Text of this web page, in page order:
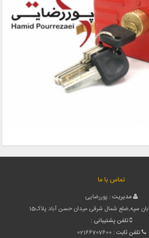
تماس با ما
مدیریت : پوررضایی
سپه,ضلع شمال شرقی میدان حسن آباد پلاک15
تلفن پشتیبانی :
تلفن ثابت : 02166707600